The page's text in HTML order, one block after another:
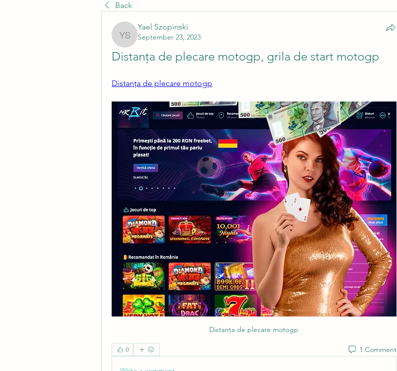
Back
Yael Szopinski
Yael Szopinski
September 23, 2023
Distanța de plecare motogp, grila de start motogp
Distanța de plecare motogp
Distanța de plecare motogp
0 1 Comment